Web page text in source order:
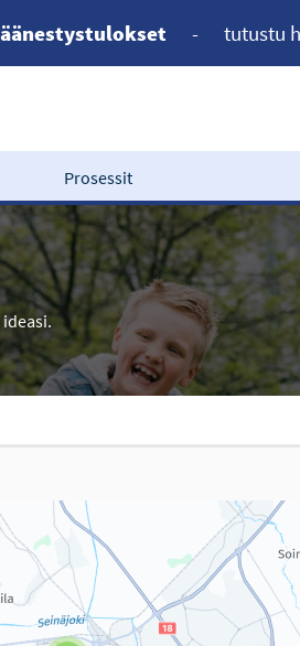
- tutustu
Prosessit
Elementtiä voi käyttää